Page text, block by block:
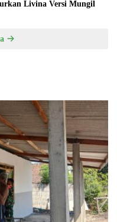
Livina Versi Mungil